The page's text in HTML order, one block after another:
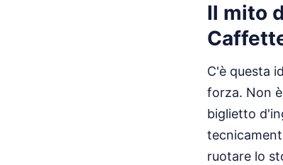
Il mito
C'è questa
forza. Non
biglietto
ruotare lo